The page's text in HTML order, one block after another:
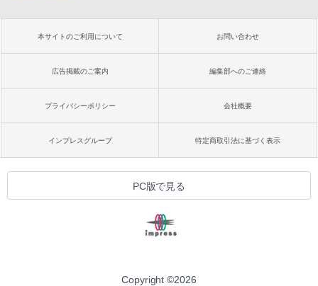
本サイトのご利用について お問い合わせ
広告掲載のご案内 編集部へのご連絡
プライバシーポリシー 会社概要
インプレスグループ 特定商取引法に基づく表示
PC版で見る
Copyright ©2026